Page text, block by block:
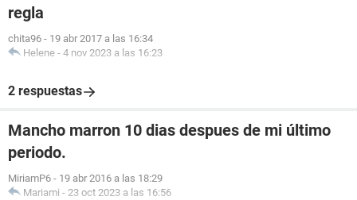
regla
chita96 - 19 abr 2017 a las 16:34
Helene - 4 nov 2023 a las 16:23
2 respuestas
Mancho marron 10 dias despues de mi último
periodo.
MiriamP6 - 19 abr 2016 a las 18:29
Mariami - 23 oct 2023 a las 16:56